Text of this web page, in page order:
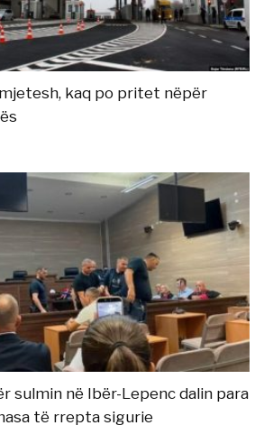
kaq po pritet nëpër
sulmin në Ibër-Lepenc dalin para
të rrepta sigurie